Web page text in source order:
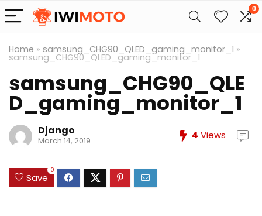
0
Home » samsung_CHG90_QLED_gaming_monitor_1 »
samsung_CHG90_QLED_gaming_monitor_1
samsung_CHG90_QLE
D_gaming_monitor_1
Django
March 14, 2019 4 Views
Save
0